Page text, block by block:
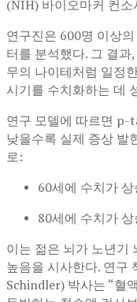
(NIH) 바이오마커 컨
연구진은 600명 이상
터를 분석했다. 그 결
무의 나이테처럼 일정
시기를 수치화하는 데
연구 모델에 따르면 p-
낮을수록 실제 증상 발
로:
60세에 수치가
80세에 수치가
이는 젊은 뇌가 노년기
높음을 시사한다. 연구
Schindler) 박사는 “혈